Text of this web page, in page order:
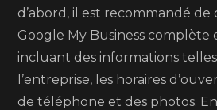
d’abord, il est recommandé
Google My Business complète
incluant des informations telles
l’entreprise, les horaires
de téléphone et des photos.